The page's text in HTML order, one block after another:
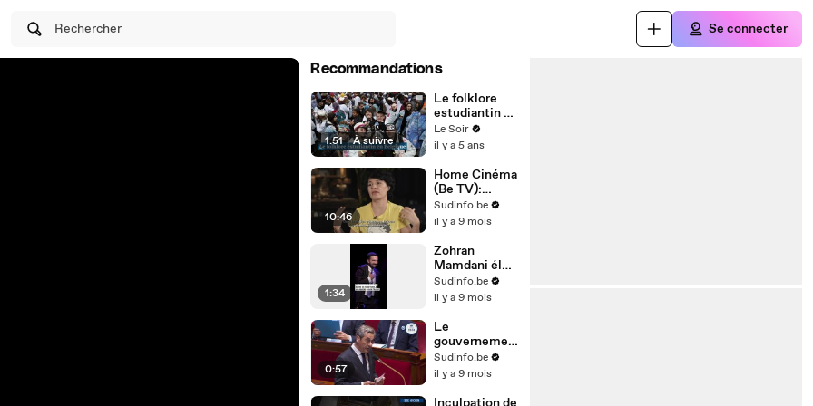
Rechercher Se connecter
Recommandations
1:51 | À suivre
Le folklore
estudiantin en
Belgique
Le Soir
il y a 5 ans
10:46
Home Cinéma
(Be TV):
Teona Strugar
Mitevska pour
"Mother"
Sudinfo.be
il y a 9 mois
1:34
Zohran
Mamdani élu
maire de New
York, un
Trump
Sudinfo.be
il y a 9 mois
0:57
Le
gouvernemen
t français
engage une
"suspension"
Sudinfo.be
il y a 9 mois